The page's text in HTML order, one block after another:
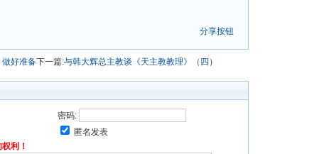
分享按钮
做好准备下一篇:与韩大辉总主教谈《天主教教理》（四）
密码:
匿名发表
利！